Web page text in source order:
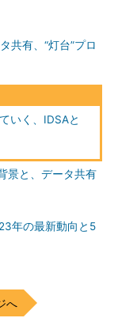
共有、“灯台”プロ
いく、IDSAと
景と、データ共有
年の最新動向と5
へ